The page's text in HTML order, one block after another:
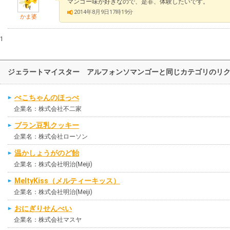
かま婆
マンゴー味が好きなので、是非、体験したいです。
2014年8月9日17時19分
1
ジェラートマイスター アルフォンソマンゴーと同じカテゴリのリ
ぺこちゃんのほっぺ
企業名：株式会社不二家
ブラン豆乳クッキー
企業名：株式会社ローソン
温かしょうがのど飴
企業名：株式会社明治(Meiji)
MeltyKiss（メルティーキッス）
企業名：株式会社明治(Meiji)
おにぎりせんべい
企業名：株式会社マスヤ